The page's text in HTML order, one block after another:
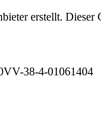
erstellt. Dieser
38-4-01061404